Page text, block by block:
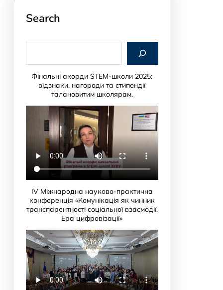
Search
a
Фінальні акорди STEM-школи 2025:
відзнаки, нагороди та стипендії
талановитим школярам.
IV Міжнародна науково-практична
конференція «Комунікація як чинник
транспарентності соціальної взаємодії.
Ера цифровізації»